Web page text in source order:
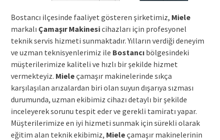
Bostancı ilçesinde faaliyet gösteren şirketimiz, Miele
markalı Çamaşır Makinesicihazları için profesyonel
teknik servis hizmeti sunmaktadır. Yılların verdiği deneyim
ve uzman teknisyenlerimiz ile Bostancıbölgesindeki
müşterilerimize kaliteli ve hızlı bir şekilde hizmet
vermekteyiz. Mieleçamaşır makinelerinde sıkça
karşılaşılan arızalardan biri olan suyun dışarıya sızması
durumunda, uzman ekibimiz cihazı detaylı bir şekilde
inceleyerek sorunu tespit eder ve gerekli tamiratı yapar.
Müşterilerimize en iyi hizmeti sunmak için sürekli olarak
eğitim alan teknik ekibimiz, Mieleçamaşır makinelerinin